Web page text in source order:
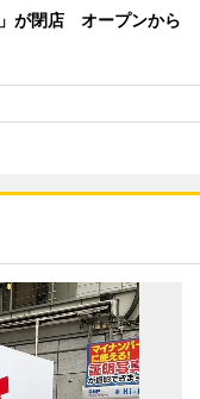
」が閉店 オープンから